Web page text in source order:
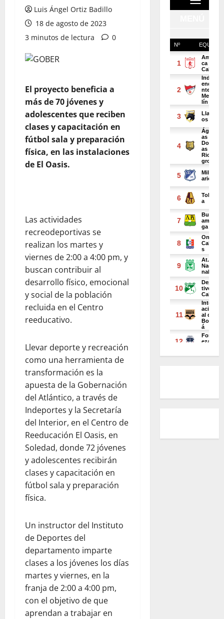
Luis Ángel Ortiz Badillo
18 de agosto de 2023
3 minutos de lectura
0
El proyecto beneficia a
más de 70 jóvenes y
adolescentes que reciben
clases y capacitación en
fútbol sala y preparación
física, en las instalaciones
de El Oasis.
Las actividades
recreodeportivas se
realizan los martes y
viernes de 2:00 a 4:00 pm, y
buscan contribuir al
desarrollo físico, emocional
y social de la población
recluida en el Centro
reeducativo.
Llevar deporte y recreación
como una herramienta de
transformación es la
apuesta de la Gobernación
del Atlántico, a través de
Indeportes y la Secretaría
del Interior, en el Centro de
Reeducación El Oasis, en
Soledad, donde 72 jóvenes
y adolescentes recibirán
clases y capacitación en
fútbol sala y preparación
física.
Un instructor del Instituto
de Deportes del
departamento imparte
clases a los jóvenes los días
martes y viernes, en la
franja de 2:00 a 4:00 pm,
con el objetivo de que
aprendan a trabajar en